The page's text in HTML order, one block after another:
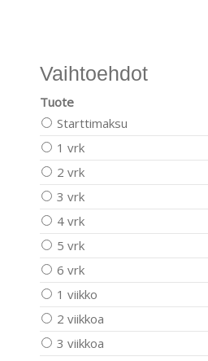
Vaihtoehdot
Tuote
Starttimaksu
1 vrk
2 vrk
3 vrk
4 vrk
5 vrk
6 vrk
1 viikko
2 viikkoa
3 viikkoa